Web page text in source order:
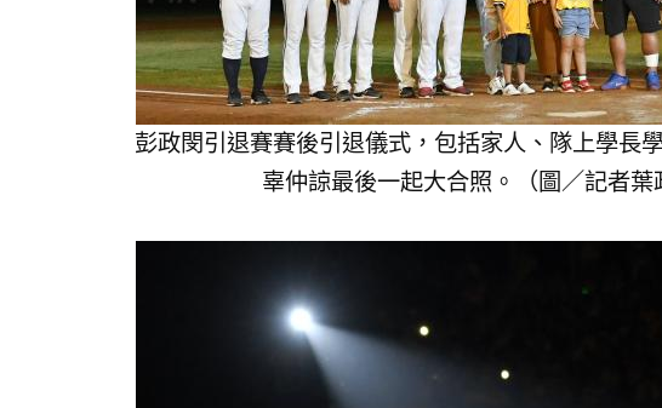
彭政閔引退賽賽後引退儀式，包括家人、隊上學長
辜仲諒最後一起大合照。（圖／記者葉